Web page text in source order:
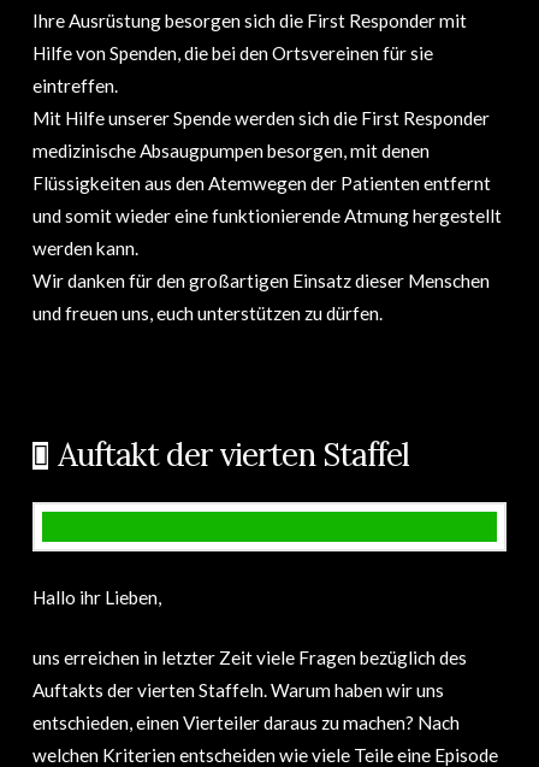
Ihre Ausrüstung besorgen sich die First Responder mit
Hilfe von Spenden, die bei den Ortsvereinen für sie
eintreffen.
Mit Hilfe unserer Spende werden sich die First Responder
medizinische Absaugpumpen besorgen, mit denen
Flüssigkeiten aus den Atemwegen der Patienten entfernt
und somit wieder eine funktionierende Atmung hergestellt
werden kann.
Wir danken für den großartigen Einsatz dieser Menschen
und freuen uns, euch unterstützen zu dürfen.
Auftakt der vierten Staffel
Hallo ihr Lieben,
uns erreichen in letzter Zeit viele Fragen bezüglich des
Auftakts der vierten Staffeln. Warum haben wir uns
entschieden, einen Vierteiler daraus zu machen? Nach
welchen Kriterien entscheiden wie viele Teile eine Episode